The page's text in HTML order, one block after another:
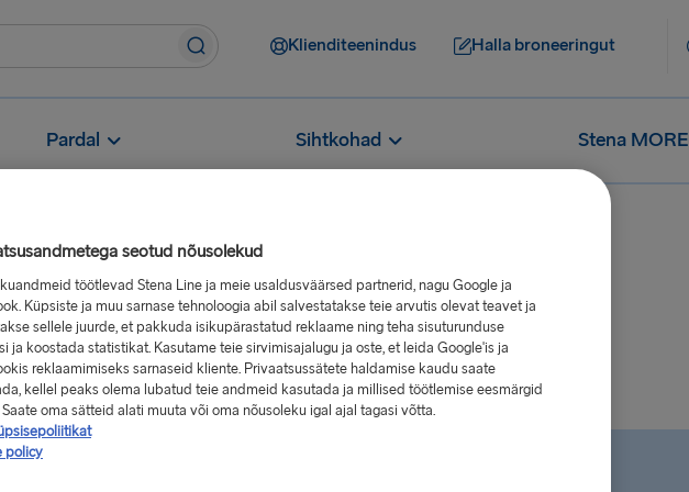
Klienditeenindus Halla broneeringut
Pardal Sihtkohad Stena MORE
saan teenida punkte laeva pardal?
laeva
või teise võimalusena
alla laadida oma
seotud nõusolekud
töötlevad Stena Line ja meie usaldusväärsed partnerid, nagu Google ja
Küpsiste ja muu sarnase tehnoloogia abil salvestatakse teie arvutis olevat teavet ja
sellele juurde, et pakkuda isikupärastatud reklaame ning teha sisuturunduse
ja koostada statistikat. Kasutame teie sirvimisajalugu ja oste, et leida Google'is ja
reklaamimiseks sarnaseid kliente. Privaatsussätete haldamise kaudu saate
kellel peaks olema lubatud teie andmeid kasutada ja millised töötlemise eesmärgid
Saate oma sätteid alati muuta või oma nõusoleku igal ajal tagasi võtta.
policy